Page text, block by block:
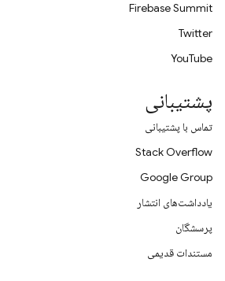
Firebase Summit
Twitter
YouTube
پشتیبانی
تماس با پشتیبانی
Stack Overflow
Google Group
یادداشت‌های انتشار
پرسشگان
مستندات قدیمی